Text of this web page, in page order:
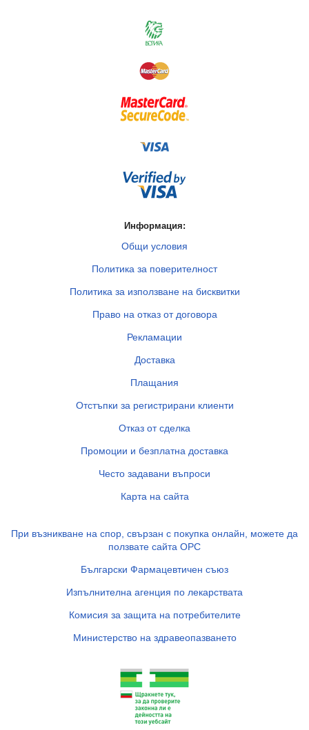
Информация:
Общи условия
Политика за поверителност
Политика за използване на бисквитки
Право на отказ от договора
Рекламации
Доставка
Плащания
Отстъпки за регистрирани клиенти
Отказ от сделка
Промоции и безплатна доставка
Често задавани въпроси
Карта на сайта
При възникване на спор, свързан с покупка онлайн, можете да
ползвате сайта ОРС
Български Фармацевтичен съюз
Изпълнителна агенция по лекарствата
Комисия за защита на потребителите
Министерство на здравеопазването